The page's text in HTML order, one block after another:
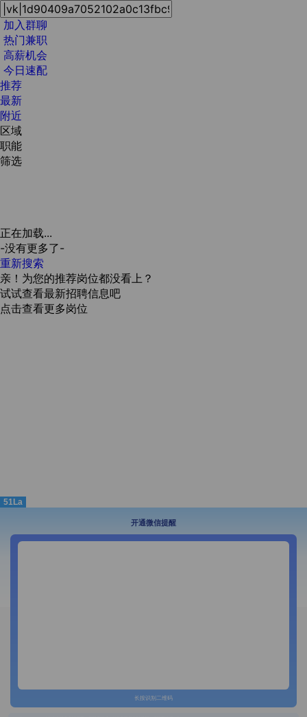
加入群聊
热门兼职
高薪机会
今日速配
推荐
最新
附近
区域
职能
筛选
正在加载...
-没有更多了-
重新搜索
亲！为您的推荐岗位都没看上？
试试查看最新招聘信息吧
点击查看更多岗位
51La
开通微信提醒
长按识别二维码